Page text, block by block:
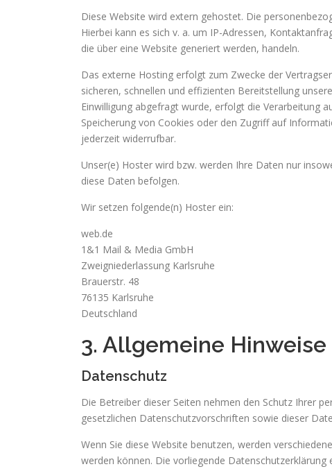
Diese Website wird extern gehostet. Die
Hierbei kann es sich v. a. um IP-Adressen,
die über eine Website generiert werden, handeln.
Das externe Hosting erfolgt zum Zwecke der
sicheren, schnellen und effizienten Bereitstellung
Einwilligung abgefragt wurde, erfolgt die Verarbeitung
Speicherung von Cookies oder den Zugriff auf
jederzeit widerrufbar.
Unser(e) Hoster wird bzw. werden Ihre Daten nur
diese Daten befolgen.
Wir setzen folgende(n) Hoster ein:
web.de
1&1 Mail & Media GmbH
Zweigniederlassung Karlsruhe
Brauerstr. 48
76135 Karlsruhe
Deutschland
3. Allgemeine
Datenschutz
Die Betreiber dieser Seiten nehmen den Schutz Ihrer
gesetzlichen Datenschutzvorschriften sowie dieser
Wenn Sie diese Website benutzen, werden
werden können. Die vorliegende